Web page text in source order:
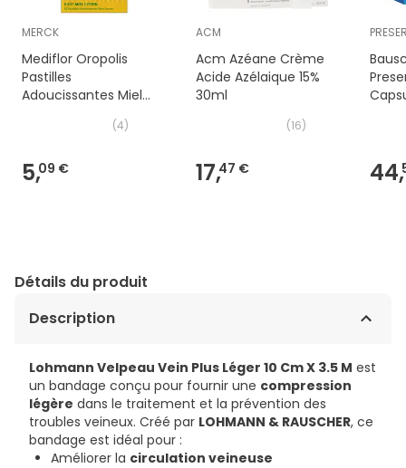
MERCK
Mediflor Oropolis
Pastilles
Adoucissantes Miel
(4)
5,09 €
ACM
Acm Azéane Crème
Acide Azélaique 15%
30ml
(16)
17,47 € 44,
Détails du produit
Description
Lohmann Velpeau Vein Plus Léger 10 Cm X 3.5 M est
un bandage conçu pour fournir une compression
légère dans le traitement et la prévention des
troubles veineux. Créé par LOHMANN & RAUSCHER, ce
bandage est idéal pour :
Améliorer la circulation veineuse